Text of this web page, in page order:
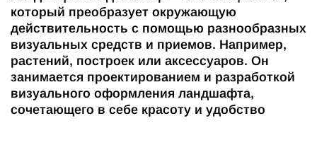
который преобразует окружающую
действительность с помощью разнообразных
визуальных средств и приемов. Например,
растений, построек или аксессуаров. Он
занимается проектированием и разработкой
визуального оформления ландшафта,
сочетающего в себе красоту и удобство